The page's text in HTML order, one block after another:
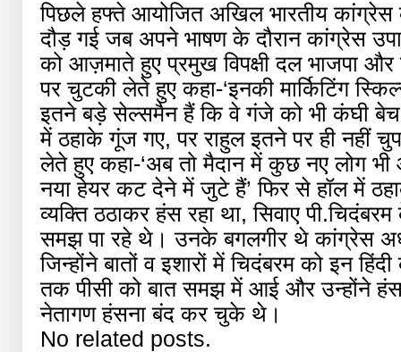
पिछले हफ्ते आयोजित अखिल भारतीय कांग्रेस
दौड़ गई जब अपने भाषण के दौरान कांग्रेस
को आज़माते हुए प्रमुख विपक्षी दल भाजपा
पर चुटकी लेते हुए कहा-‘इनकी मार्किटिंग
इतने बड़े सेल्समैन हैं कि वे गंजे को भी कंघी बेच
में ठहाके गूंज गए, पर राहुल इतने पर ही नहीं
लेते हुए कहा-‘अब तो मैदान में कुछ नए लोग
नया हेयर कट देने में जुटे हैं’ फिर से हॉल में
व्यक्ति ठठाकर हंस रहा था, सिवाए
समझ पा रहे थे। उनके बगलगीर थे कांग्रेस
जिन्होंने बातों व इशारों में चिदंबरम को इन
तक पीसी को बात समझ में आई और उन्होंने
नेतागण हंसना बंद कर चुके थे।
No related posts.